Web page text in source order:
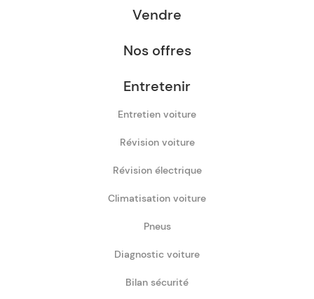
Vendre
Nos offres
Entretenir
Entretien voiture
Révision voiture
Révision électrique
Climatisation voiture
Pneus
Diagnostic voiture
Bilan sécurité